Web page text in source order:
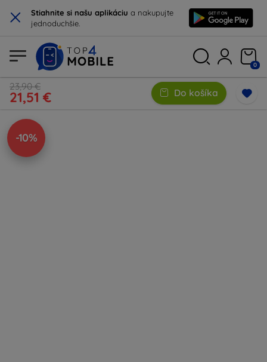
× Stiahnite si našu aplikáciu a nakupujte
jednoduchšie.
0
23,90 €
21,51 € Do košíka
-10%